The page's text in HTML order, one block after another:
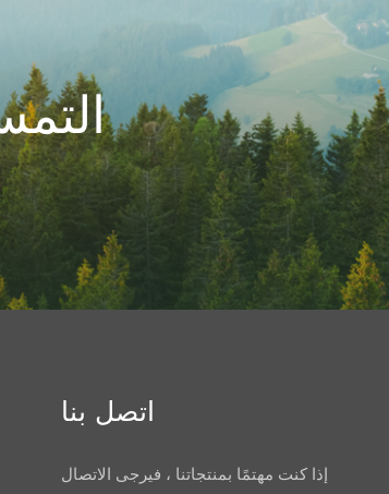
اتصل بنا
إذا كنت مهتمًا بمنتجاتنا ، فيرجى الاتصال